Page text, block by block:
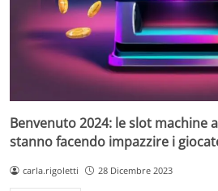
Benvenuto 2024: le slot machine
stanno facendo impazzire i
carla.rigoletti 28 Dicembre 2023